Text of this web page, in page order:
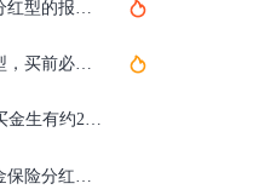
金生有约2.0养老年金保险分红型，买前必知这18件事！
接受不了这3个“缺点”，劝你别买金生有约2.0养老年金保险分红型！